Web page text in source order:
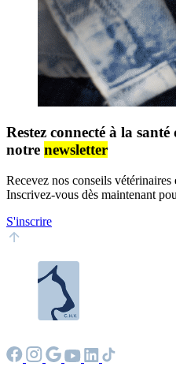
Restez connecté à la
notre newsletter
Recevez nos conseils
Inscrivez-vous dès maintenant
S'inscrire